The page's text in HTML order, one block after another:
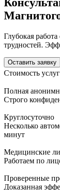
Глубокая
трудностей.
Оставить заявку
Стоимость
Полная
Строго
Круглосуточно
Несколько
минут
Медицинские
Работаем по
Проверенные
Доказанная